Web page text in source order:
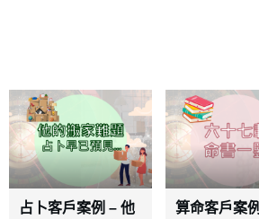
占卜客戶案例 – 他
算命客戶案